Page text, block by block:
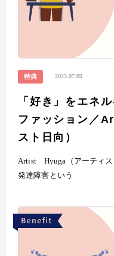
特典 2023.07.09
「好き」をエネ
ファッション／
スト日向）
Artist Hyuga（アーティス
発達障害という